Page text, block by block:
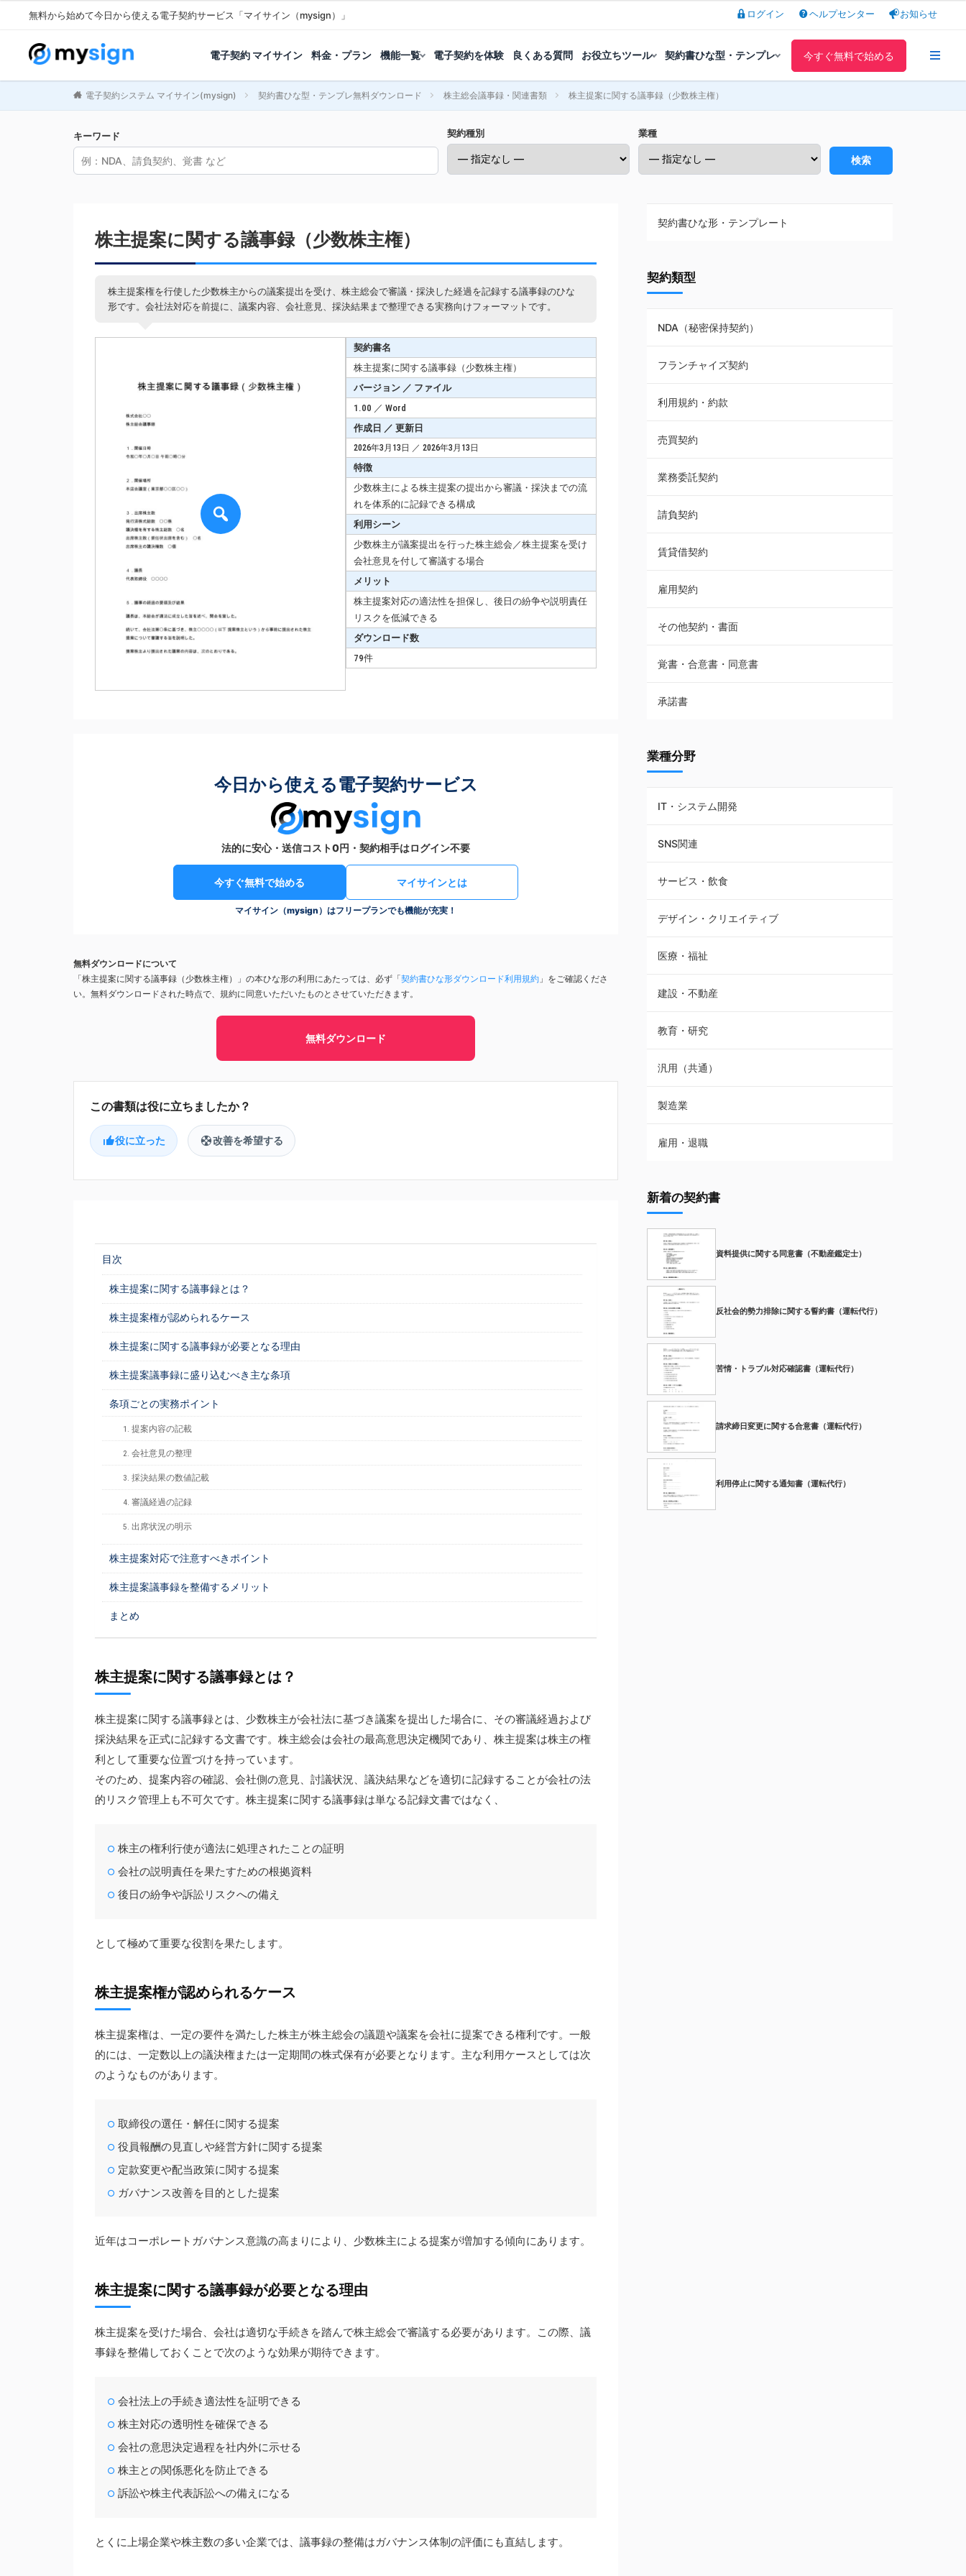
無料から始めて今日から使える電子契約サービス「マイサイン（mysign）」 ログイン ヘルプセンター お知らせ
電子契約 マイサイン 料金・プラン 機能一覧 電子契約を体験 良くある質問 お役立ちツール 契約書ひな型・テンプレ 今すぐ無料で始める
電子契約システム マイサイン(mysign) 契約書ひな型・テンプレ無料ダウンロード 株主総会議事録・関連書類 株主提案に関する議事録（少数株主権）
キーワード 契約種別 業種
検索
株主提案に関する議事録（少数株主権）
株主提案権を行使した少数株主からの議案提出を受け、株主総会で審議・採決した経過を記録する議事録のひな
形です。会社法対応を前提に、議案内容、会社意見、採決結果まで整理できる実務向けフォーマットです。
契約書名
株主提案に関する議事録（少数株主権）
バージョン ／ ファイル
1.00 ／ Word
作成日 ／ 更新日
2026年3月13日 ／ 2026年3月13日
特徴
少数株主による株主提案の提出から審議・採決までの流
れを体系的に記録できる構成
利用シーン
少数株主が議案提出を行った株主総会／株主提案を受け
会社意見を付して審議する場合
メリット
株主提案対応の適法性を担保し、後日の紛争や説明責任
リスクを低減できる
ダウンロード数
79件
今日から使える電子契約サービス
法的に安心・送信コスト0円・契約相手はログイン不要
今すぐ無料で始める マイサインとは
マイサイン（mysign）はフリープランでも機能が充実！
無料ダウンロードについて
「株主提案に関する議事録（少数株主権）」の本ひな形の利用にあたっては、必ず「契約書ひな形ダウンロード利用規約 」をご確認くださ
い。無料ダウンロードされた時点で、規約に同意いただいたものとさせていただきます。
無料ダウンロード
役に立った 改善を希望する
目次
株主提案に関する議事録とは？
株主提案権が認められるケース
株主提案に関する議事録が必要となる理由
株主提案議事録に盛り込むべき主な条項
条項ごとの実務ポイント
1. 提案内容の記載
2. 会社意見の整理
3. 採決結果の数値記載
4. 審議経過の記録
5. 出席状況の明示
株主提案対応で注意すべきポイント
株主提案議事録を整備するメリット
まとめ
株主提案に関する議事録とは？
株主提案に関する議事録とは、少数株主が会社法に基づき議案を提出した場合に、その審議経過および
採決結果を正式に記録する文書です。株主総会は会社の最高意思決定機関であり、株主提案は株主の権
利として重要な位置づけを持っています。
そのため、提案内容の確認、会社側の意見、討議状況、議決結果などを適切に記録することが会社の法
的リスク管理上も不可欠です。株主提案に関する議事録は単なる記録文書ではなく、
株主の権利行使が適法に処理されたことの証明
会社の説明責任を果たすための根拠資料
後日の紛争や訴訟リスクへの備え
として極めて重要な役割を果たします。
株主提案権が認められるケース
株主提案権は、一定の要件を満たした株主が株主総会の議題や議案を会社に提案できる権利です。一般
的には、一定数以上の議決権または一定期間の株式保有が必要となります。主な利用ケースとしては次
のようなものがあります。
取締役の選任・解任に関する提案
役員報酬の見直しや経営方針に関する提案
定款変更や配当政策に関する提案
ガバナンス改善を目的とした提案
近年はコーポレートガバナンス意識の高まりにより、少数株主による提案が増加する傾向にあります。
株主提案に関する議事録が必要となる理由
株主提案を受けた場合、会社は適切な手続きを踏んで株主総会で審議する必要があります。この際、議
事録を整備しておくことで次のような効果が期待できます。
会社法上の手続き適法性を証明できる
株主対応の透明性を確保できる
会社の意思決定過程を社内外に示せる
株主との関係悪化を防止できる
訴訟や株主代表訴訟への備えになる
とくに上場企業や株主数の多い企業では、議事録の整備はガバナンス体制の評価にも直結します。
契約書ひな形・テンプレート
NDA（秘密保持契約）
業務委託契約
利用規約・約款
覚書・合意書・同意書
承諾書
雇用契約
その他契約・書面
売買契約
株主総会議事録・関連書類
請負契約
フランチャイズ契約
賃貸借契約
契約類型
NDA（秘密保持契約）
フランチャイズ契約
利用規約・約款
売買契約
業務委託契約
請負契約
賃貸借契約
雇用契約
その他契約・書面
覚書・合意書・同意書
承諾書
業種分野
IT・システム開発
SNS関連
サービス・飲食
デザイン・クリエイティブ
医療・福祉
建設・不動産
教育・研究
汎用（共通）
製造業
雇用・退職
新着の契約書
資料提供に関する同意書（不動産鑑定士）
反社会的勢力排除に関する誓約書（運転代行）
苦情・トラブル対応確認書（運転代行）
請求締日変更に関する合意書（運転代行）
利用停止に関する通知書（運転代行）